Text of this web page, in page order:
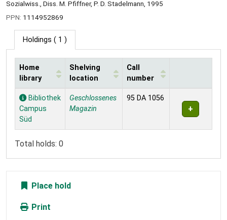
Sozialwiss., Diss. M. Pfiffner, P. D. Stadelmann, 1995
PPN: 1114952869
Holdings ( 1 )
Holdings
Home
library
Shelving
location
Call
number
Bibliothek
Campus
Süd
Geschlossenes
Magazin
95 DA 1056
Total holds: 0
Place hold
Print